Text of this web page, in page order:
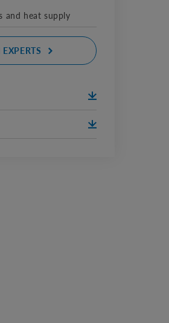
and heat supply